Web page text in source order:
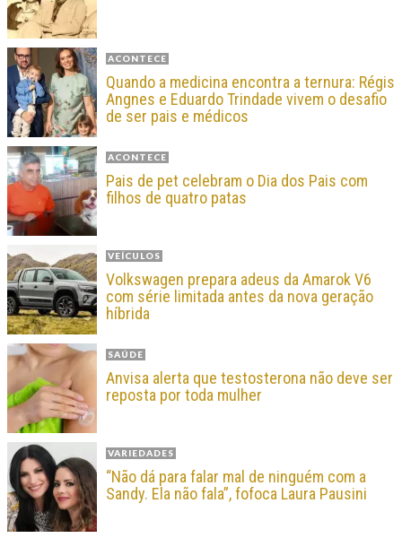
ACONTECE
Quando a medicina encontra a ternura: Régis
Angnes e Eduardo Trindade vivem o desafio
de ser pais e médicos
ACONTECE
Pais de pet celebram o Dia dos Pais com
filhos de quatro patas
VEÍCULOS
Volkswagen prepara adeus da Amarok V6
com série limitada antes da nova geração
híbrida
SAÚDE
Anvisa alerta que testosterona não deve ser
reposta por toda mulher
VARIEDADES
“Não dá para falar mal de ninguém com a
Sandy. Ela não fala”, fofoca Laura Pausini